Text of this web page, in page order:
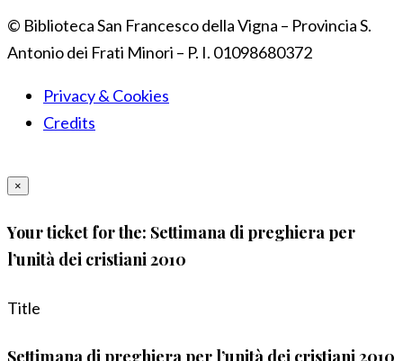
© Biblioteca San Francesco della Vigna – Provincia S.
Antonio dei Frati Minori – P. I. 01098680372
Privacy & Cookies
Credits
×
Your ticket for the: Settimana di preghiera per
l’unità dei cristiani 2010
Title
Settimana di preghiera per l’unità dei cristiani 2010